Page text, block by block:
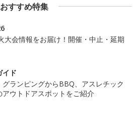
おすすめ特集
大会情報をお届け！開催・中止・延期
イド
グランピングからBBQ、アスレチック
アウトドアスポットをご紹介